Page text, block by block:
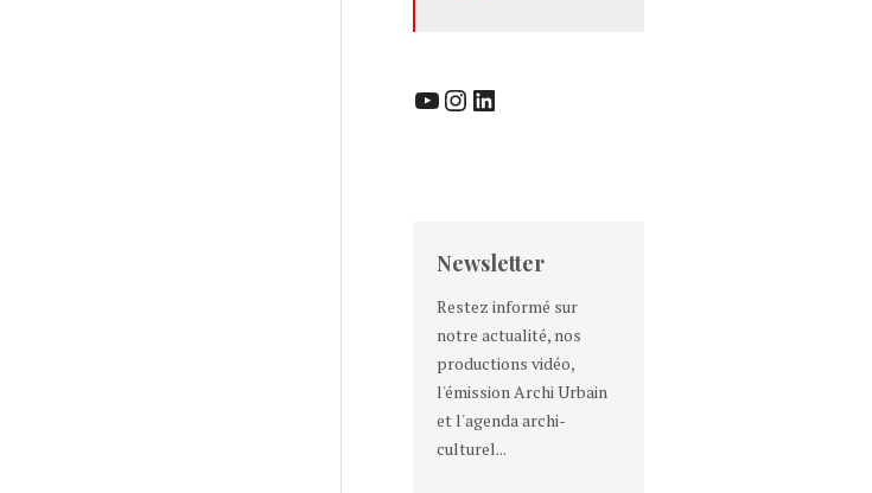
YouTube InstagramLinkedIn
Newsletter
Restez informé sur
notre actualité, nos
productions vidéo,
l'émission Archi Urbain
et l'agenda archi-
culturel...